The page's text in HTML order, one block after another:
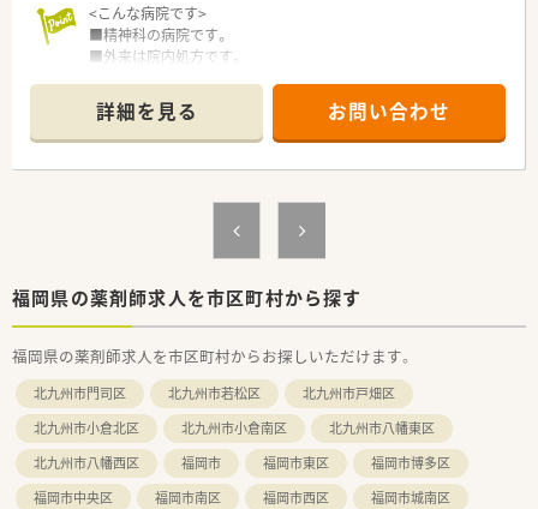
<こんな病院です>
■精神科の病院です。
■外来は院内処方です。
■土曜は交代でお休みが取れます。
詳細を見る お問い合わせ
福岡県の薬剤師求人を市区町村から探す
福岡県の薬剤師求人を市区町村からお探しいただけます。
北九州市門司区 北九州市若松区
北九州市戸畑区
北九州市小倉北区
北九州市小倉南区
北九州市八幡東区
北九州市八幡西区
福岡市 福岡市東区
福岡市博多区
福岡市中央区
福岡市南区 福岡市西区
福岡市城南区